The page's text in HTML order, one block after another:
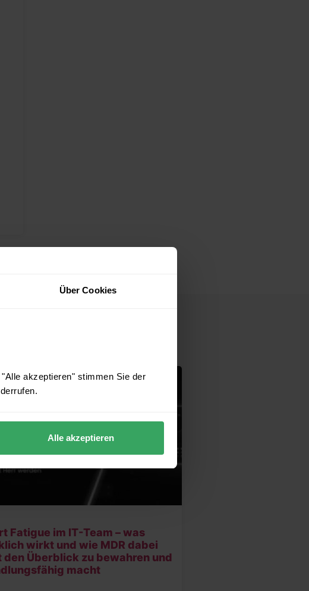
Über Cookies
akzeptieren" stimmen Sie der
Alle akzeptieren
Fatigue im IT-Team – was
wirkt und wie MDR dabei
den Überblick zu bewahren und
macht